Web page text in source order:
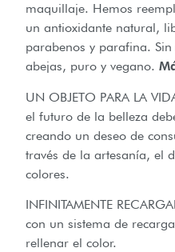
maquillaje. Hemos
un antioxidante natural,
parabenos y parafina.
abejas, puro y vegano.
UN OBJETO PARA LA
el futuro de la belleza
creando un deseo de
través de la artesanía, el
colores.
INFINITAMENTE
con un sistema de
rellenar el color.